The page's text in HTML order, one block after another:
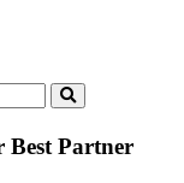
Partner